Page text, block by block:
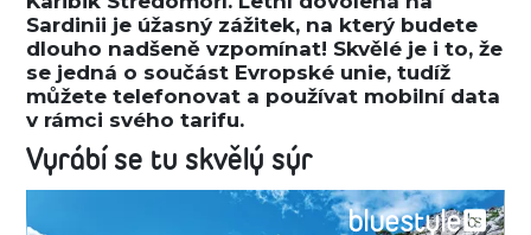
Sardinii je úžasný zážitek, na který budete
dlouho nadšeně vzpomínat! Skvělé je i to, že
se jedná o součást Evropské unie, tudíž
můžete telefonovat a používat mobilní data
v rámci svého tarifu.
Vyrábí se tu skvělý sýr